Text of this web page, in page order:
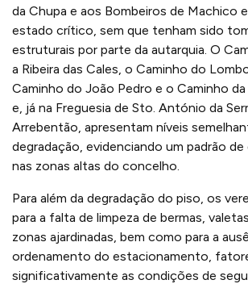
da Chupa e aos Bombeiros de Machico
estado crítico, sem que tenham sido
estruturais por parte da autarquia. O
a Ribeira das Cales, o Caminho do
Caminho do João Pedro e o Caminho da
e, já na Freguesia de Sto. António da
Arrebentão, apresentam níveis
degradação, evidenciando um padrão
nas zonas altas do concelho.
Para além da degradação do piso, os
para a falta de limpeza de bermas,
zonas ajardinadas, bem como para a
ordenamento do estacionamento,
significativamente as condições de